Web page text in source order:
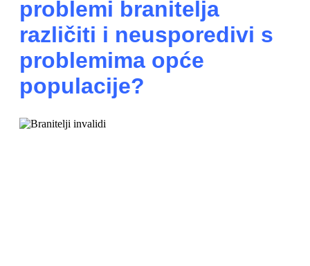
problemi branitelja
različiti i neusporedivi s
problemima opće
populacije?